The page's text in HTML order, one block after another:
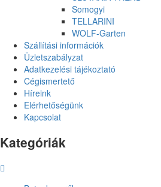
Somogyi
TELLARINI
WOLF-Garten
Szállítási információk
Üzletszabályzat
Adatkezelési tájékoztató
Cégismertető
Híreink
Elérhetőségünk
Kapcsolat
Kategóriák